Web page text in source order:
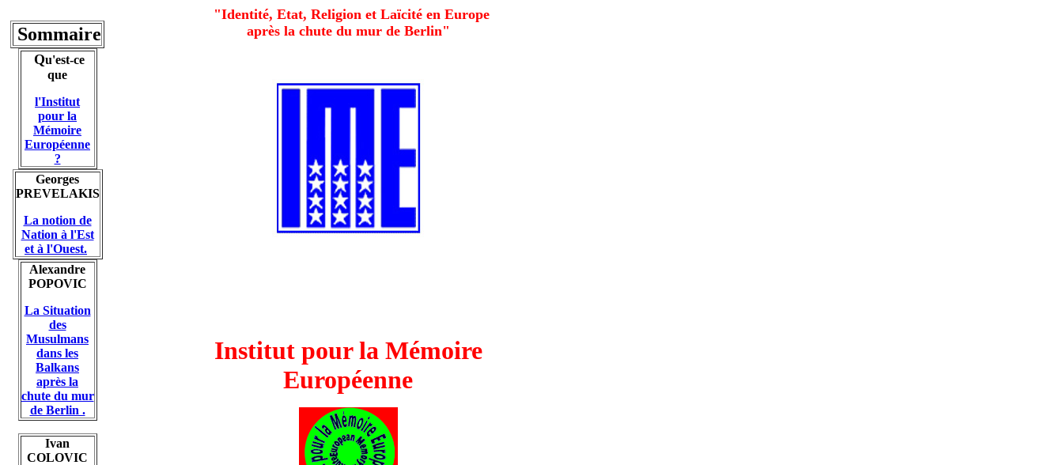
Sommaire
Qu'est-ce
que
l'Institut
pour la
Mémoire
Européenne
?
Georges
PREVELAKIS
La notion de
Nation à l'Est
et à l'Ouest.
Alexandre
POPOVIC
La Situation
des
Musulmans
dans les
Balkans
après la
chute du mur
de Berlin .
Ivan
COLOVIC
"Identité, Etat, Religion et Laïcité en Europe
après la chute du mur de Berlin"
Institut pour la Mémoire
Européenne